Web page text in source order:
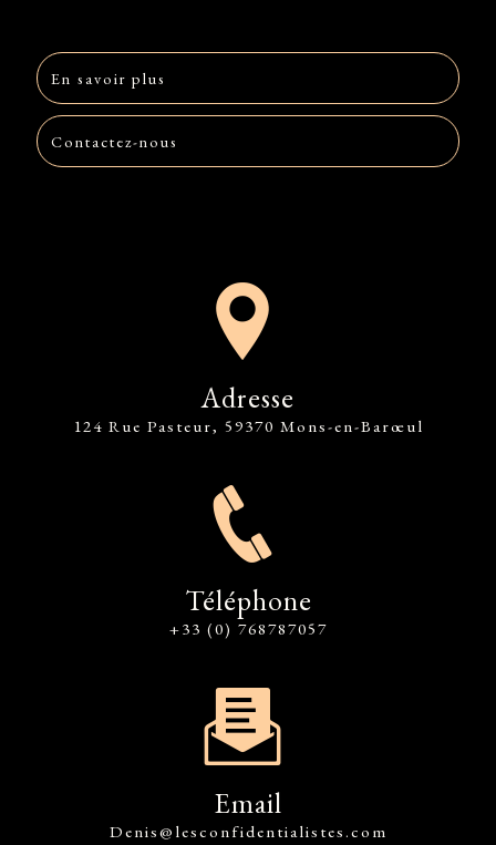
En savoir plus
Contactez-nous
Adresse
124 Rue Pasteur, 59370 Mons-en-Barœul
Téléphone
+33 (0) 768787057
Email
denis@lesconfidentialistes.com